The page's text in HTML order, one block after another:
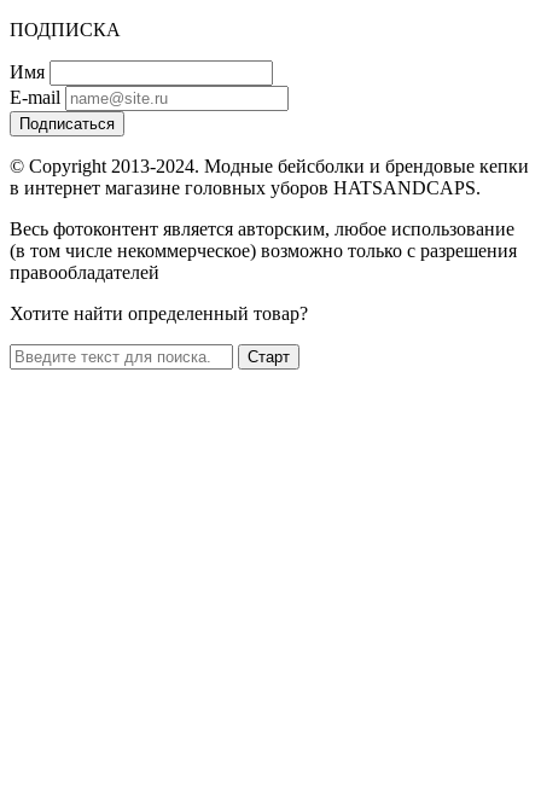
ПОДПИСКА
Имя
E-mail
Подписаться
© Copyright 2013-2024. Модные бейсболки и брендовые кепки
в интернет магазине головных уборов HATSANDCAPS.
Весь фотоконтент является авторским, любое использование
(в том числе некоммерческое) возможно только с разрешения
правообладателей
Хотите найти определенный товар?
Старт